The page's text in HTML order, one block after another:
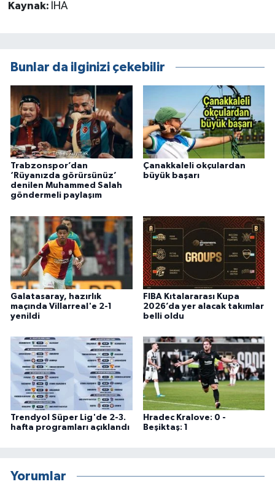
Kaynak: İHA
Bunlar da ilginizi çekebilir
Trabzonspor’dan
‘Rüyanızda görürsünüz’
denilen Muhammed Salah
göndermeli paylaşım
Çanakkaleli okçulardan
büyük başarı
Galatasaray, hazırlık
maçında Villarreal'e 2-1
yenildi
FIBA Kıtalararası Kupa
2026’da yer alacak takımlar
belli oldu
Trendyol Süper Lig'de 2-3.
hafta programları açıklandı
Hradec Kralove: 0 -
Beşiktaş: 1
Yorumlar